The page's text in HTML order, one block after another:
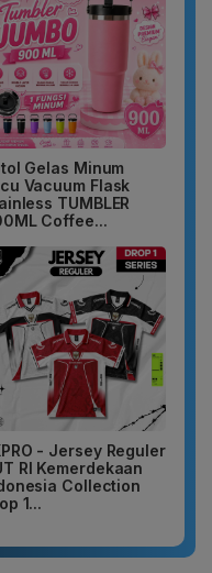
Gelas Minum
Vacuum Flask
TUMBLER
Coffee...
- Jersey Reguler
RI Kemerdekaan
Collection
1...